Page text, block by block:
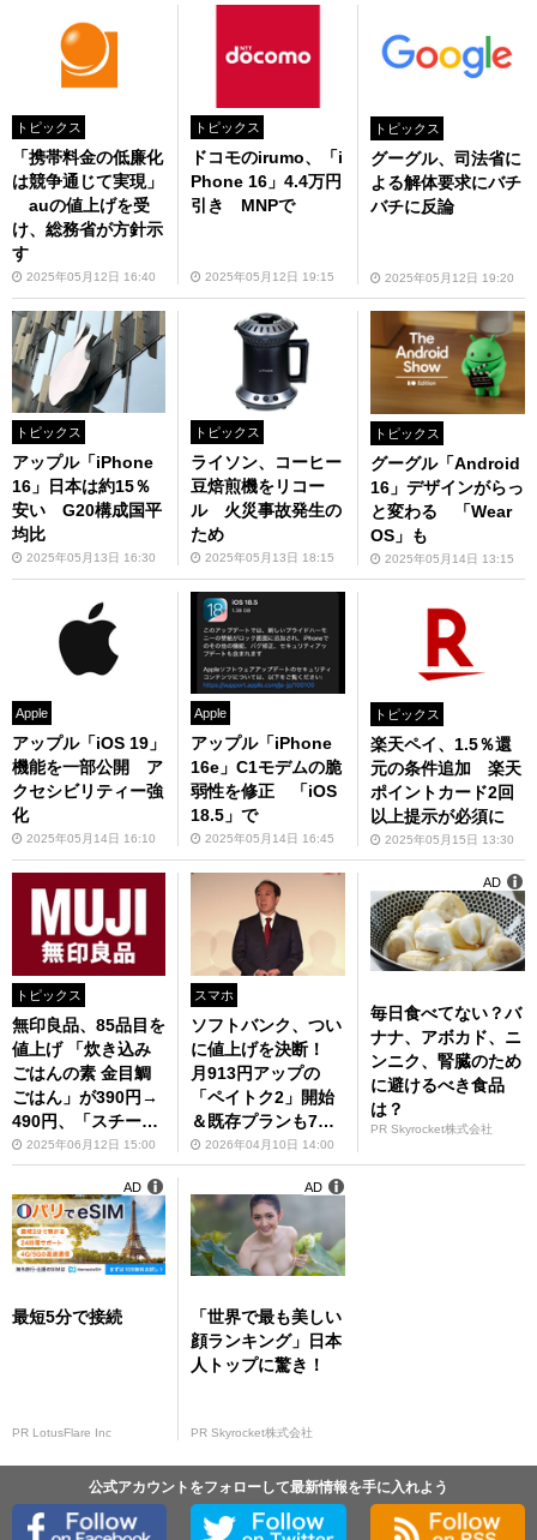
トピックス
「携帯料金の低廉化
は競争通じて実現」
auの値上げを受
け、総務省が方針示
す
2025年05月12日 16:40
トピックス
ドコモのirumo、「i
Phone 16」4.4万円
引き MNPで
2025年05月12日 19:15
トピックス
グーグル、司法省に
よる解体要求にバチ
バチに反論
2025年05月12日 19:20
トピックス
アップル「iPhone
16」日本は約15％
安い G20構成国平
均比
2025年05月13日 16:30
トピックス
ライソン、コーヒー
豆焙煎機をリコー
ル 火災事故発生の
ため
2025年05月13日 18:15
トピックス
グーグル「Android
16」デザインがらっ
と変わる 「Wear
OS」も
2025年05月14日 13:15
Apple
アップル「iOS 19」
機能を一部公開 ア
クセシビリティー強
化
2025年05月14日 16:10
Apple
アップル「iPhone
16e」C1モデムの脆
弱性を修正 「iOS
18.5」で
2025年05月14日 16:45
トピックス
楽天ペイ、1.5％還
元の条件追加 楽天
ポイントカード2回
以上提示が必須に
2025年05月15日 13:30
トピックス
無印良品、85品目を
値上げ 「炊き込み
ごはんの素 金目鯛
ごはん」が390円→
490円、「スチール
パイプテーブル」79
90円→8990円 9月5
日から
2025年06月12日 15:00
スマホ
ソフトバンク、つい
に値上げを決断！
月913円アップの
「ペイトク2」開始
＆既存プランも7月
から値上げ
2026年04月10日 14:00
毎日食べてない？バ
ナナ、アボカド、ニ
ンニク、腎臓のため
に避けるべき食品
は？
PR Skyrocket株式会社
AD
最短5分で接続
PR LotusFlare Inc
AD
「世界で最も美しい
顔ランキング」日本
人トップに驚き！
PR Skyrocket株式会社
AD
公式アカウントをフォローして最新情報を手に入れよう